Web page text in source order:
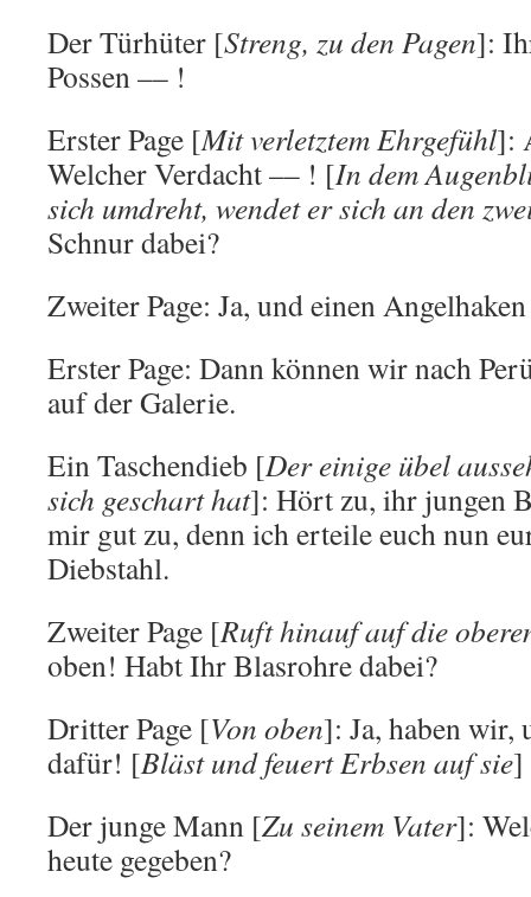
Der Türhüter [Streng, zu den Pagen]:
Possen –– !
Erster Page [Mit verletztem Ehrgefühl]:
Welcher Verdacht –– ! [In dem
sich umdreht, wendet er sich an den
Schnur dabei?
Zweiter Page: Ja, und einen
Erster Page: Dann können wir nach
auf der Galerie.
Ein Taschendieb [Der einige übel
sich geschart hat]: Hört zu, ihr jungen
mir gut zu, denn ich erteile euch nun
Diebstahl.
Zweiter Page [Ruft hinauf auf die
oben! Habt Ihr Blasrohre dabei?
Dritter Page [Von oben]: Ja, haben wir,
dafür! [Bläst und feuert Erbsen auf sie]
Der junge Mann [Zu seinem Vater]:
heute gegeben?